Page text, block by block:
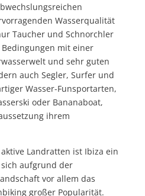
Wasserqualität
Taucher und Schnorchler
mit einer
und sehr guten
auch Segler, Surfer und
Wasser-Funsportarten,
oder Bananaboat,
ihrem
Landratten ist Ibiza ein
aufgrund der
vor allem das
großer Popularität.